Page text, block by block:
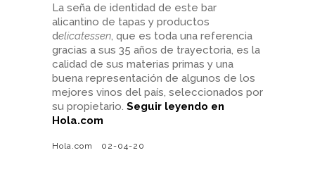
La seña de identidad de este bar
alicantino de tapas y productos
delicatessen, que es toda una referencia
gracias a sus 35 años de trayectoria, es la
calidad de sus materias primas y una
buena representación de algunos de los
mejores vinos del país, seleccionados por
su propietario. Seguir leyendo en
Hola.com
Hola.com 02-04-20